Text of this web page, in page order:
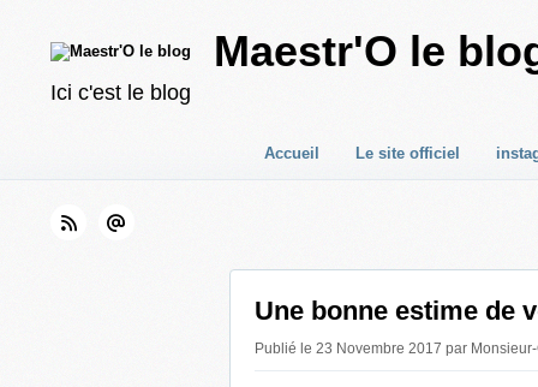
Maestr'O le
Ici c'est le blog
Accueil Le site officiel
Une bonne estime de
Publié le 23 Novembre 2017 par